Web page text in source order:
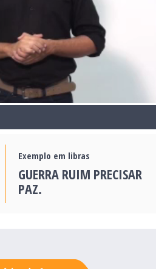
Exemplo em libras
GUERRA RUIM PRECISAR
PAZ.